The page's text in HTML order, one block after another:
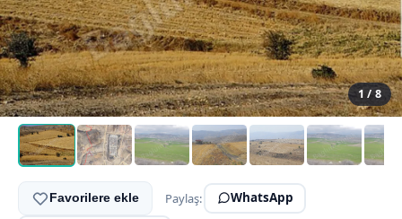
1 / 8
Favorilere ekle Paylaş: WhatsApp